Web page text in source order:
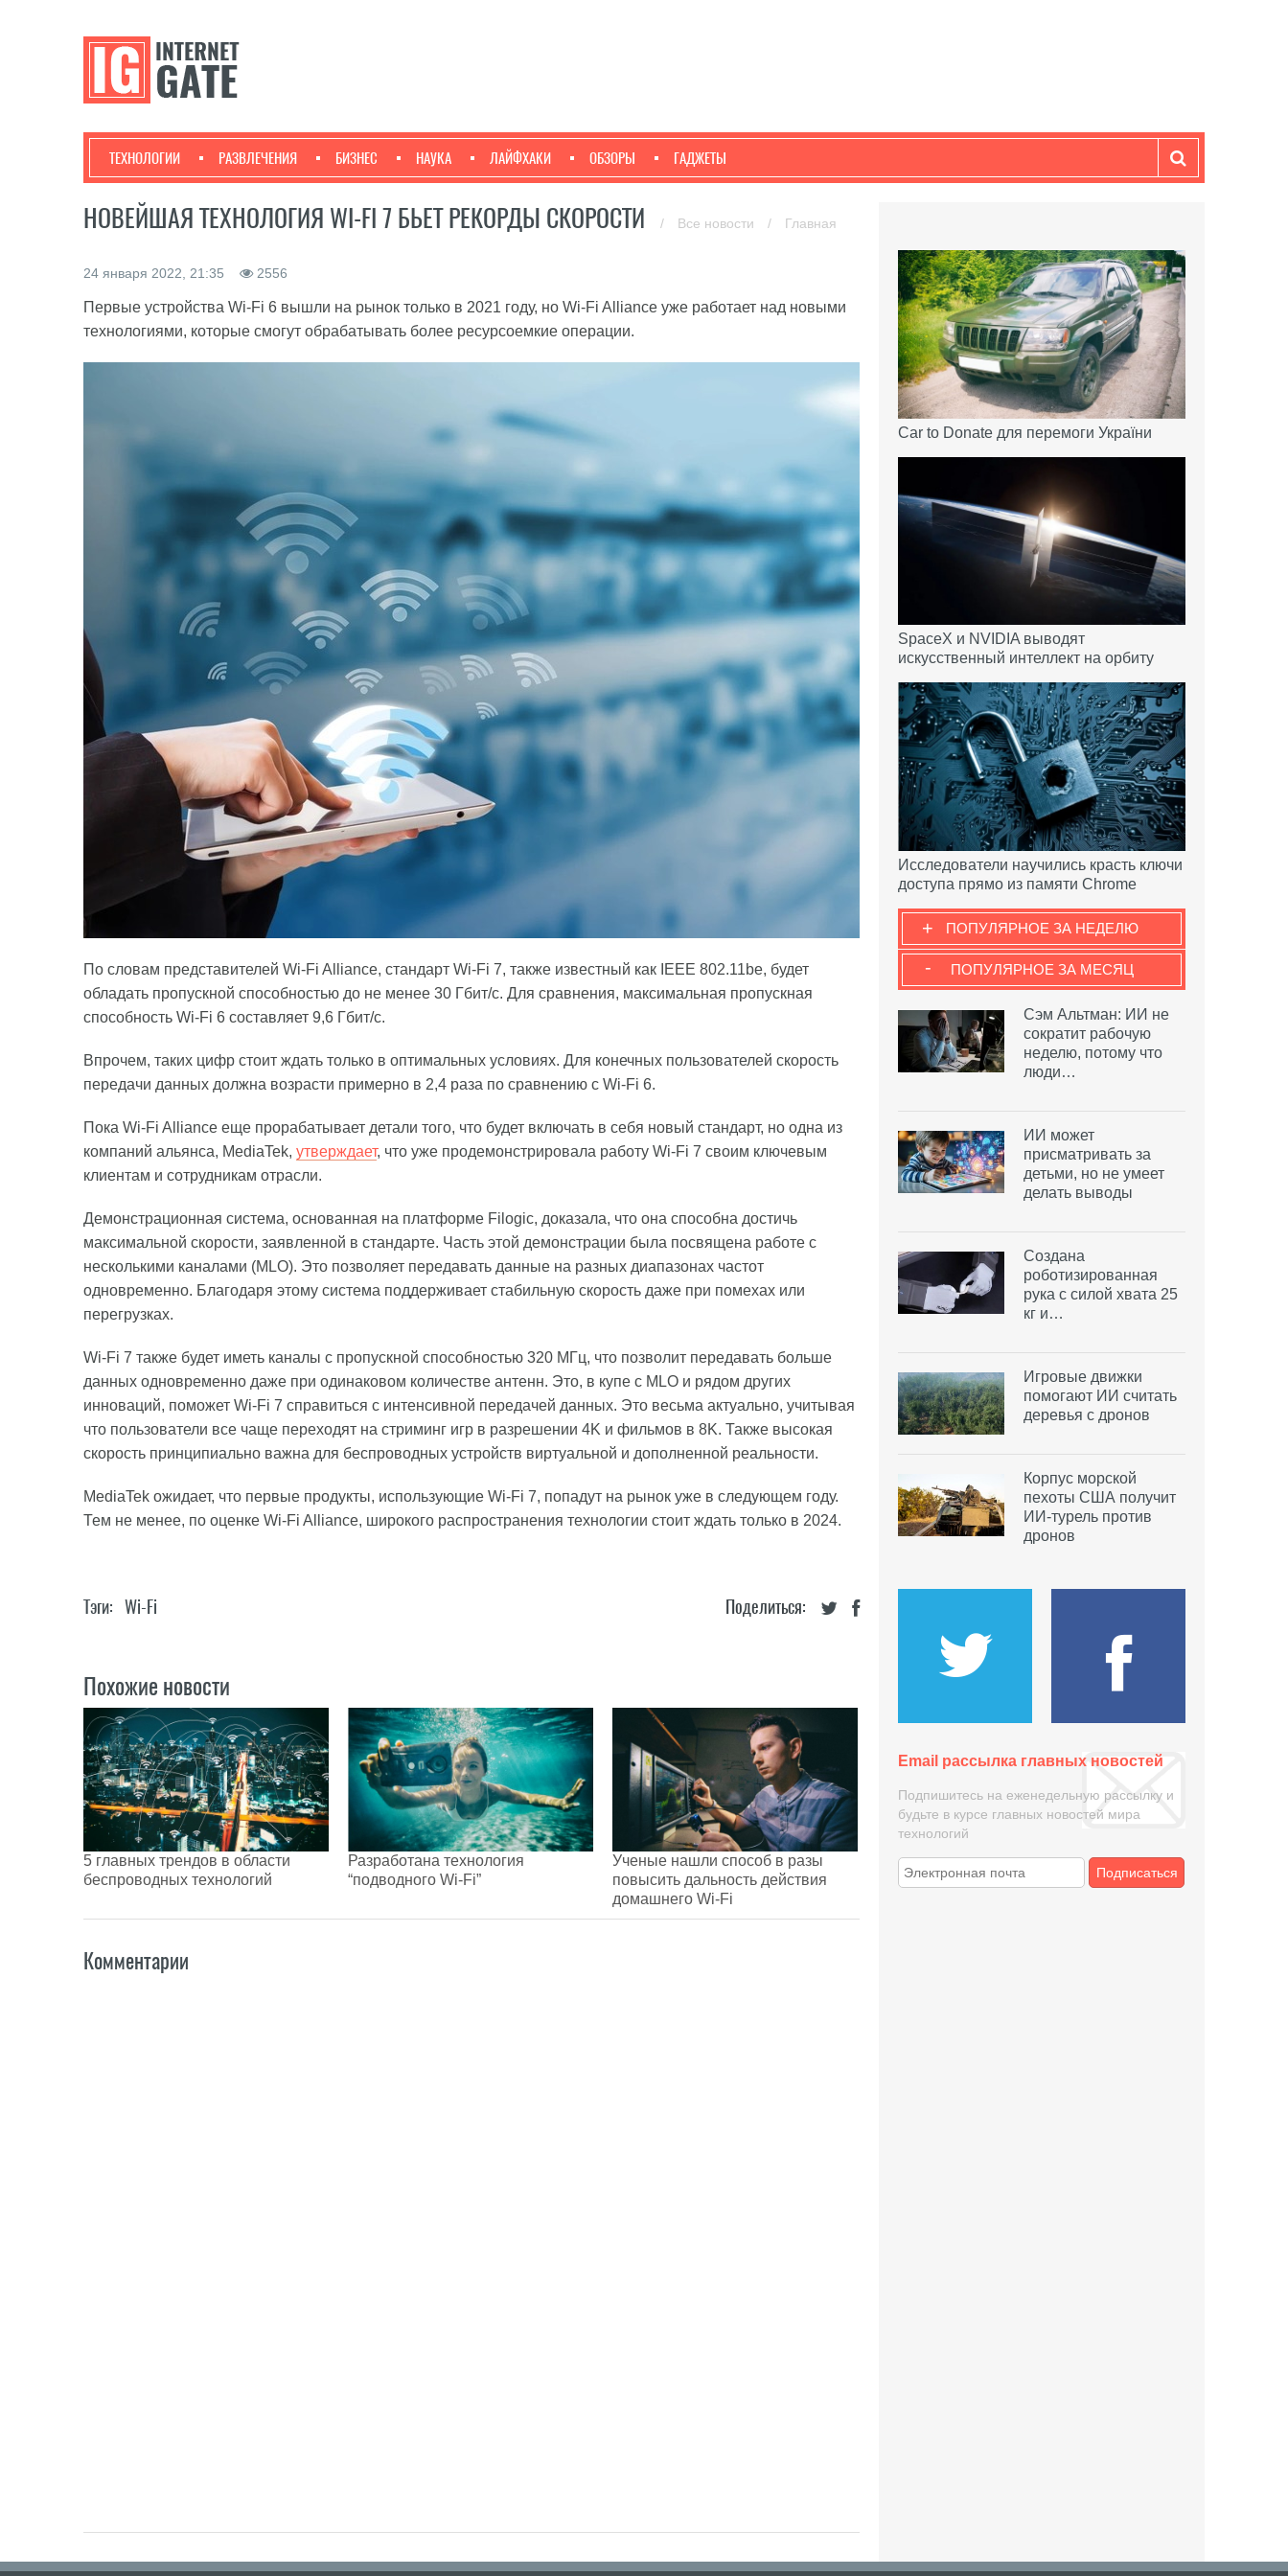
ТЕХНОЛОГИИ РАЗВЛЕЧЕНИЯ БИЗНЕС НАУКА ЛАЙФХАКИ ОБЗОРЫ ГАДЖЕТЫ
НОВЕЙШАЯ ТЕХНОЛОГИЯ WI-FI 7 БЬЕТ РЕКОРДЫ СКОРОСТИ / Все новости / Главная
24 января 2022, 21:35 2556
Первые устройства Wi-Fi 6 вышли на рынок только в 2021 году, но Wi-Fi Alliance уже работает над новыми
технологиями, которые смогут обрабатывать более ресурсоемкие операции.
По словам представителей Wi-Fi Alliance, стандарт Wi-Fi 7, также известный как IEEE 802.11be, будет
обладать пропускной способностью до не менее 30 Гбит/с. Для сравнения, максимальная пропускная
способность Wi-Fi 6 составляет 9,6 Гбит/с.
Впрочем, таких цифр стоит ждать только в оптимальных условиях. Для конечных пользователей скорость
передачи данных должна возрасти примерно в 2,4 раза по сравнению с Wi-Fi 6.
Пока Wi-Fi Alliance еще прорабатывает детали того, что будет включать в себя новый стандарт, но одна из
компаний альянса, MediaTek, утверждает, что уже продемонстрировала работу Wi-Fi 7 своим ключевым
клиентам и сотрудникам отрасли.
Демонстрационная система, основанная на платформе Filogic, доказала, что она способна достичь
максимальной скорости, заявленной в стандарте. Часть этой демонстрации была посвящена работe с
несколькими каналами (MLO). Это позволяет передавать данные на разных диапазонах частот
одновременно. Благодаря этому система поддерживает стабильную скорость даже при помехах или
перегрузках.
Wi-Fi 7 также будет иметь каналы с пропускной способностью 320 МГц, что позволит передавать больше
данных одновременно даже при одинаковом количестве антенн. Это, в купе с MLO и рядом других
инноваций, поможет Wi-Fi 7 справиться с интенсивной передачей данных. Это весьма актуально, учитывая
что пользователи все чаще переходят на стриминг игр в разрешении 4K и фильмов в 8K. Также высокая
скорость принципиально важна для беспроводных устройств виртуальной и дополненной реальности.
MediaTek ожидает, что первые продукты, использующие Wi-Fi 7, попадут на рынок уже в следующем году.
Тем не менее, по оценке Wi-Fi Alliance, широкого распространения технологии стоит ждать только в 2024.
Поделиться:
Тэги: Wi-Fi
Похожие новости
5 главных трендов в области
беспроводных технологий
Разработана технология
“подводного Wi-Fi”
Ученые нашли способ в разы
повысить дальность действия
домашнего Wi-Fi
Комментарии
Car to Donate для перемоги України
SpaceX и NVIDIA выводят
искусственный интеллект на орбиту
Исследователи научились красть ключи
доступа прямо из памяти Chrome
ПОПУЛЯРНОЕ ЗА НЕДЕЛЮ
+
ПОПУЛЯРНОЕ ЗА МЕСЯЦ
-
Сэм Альтман: ИИ не
сократит рабочую
неделю, потому что
люди…
ИИ может
присматривать за
детьми, но не умеет
делать выводы
Создана
роботизированная
рука с силой хвата 25
кг и…
Игровые движки
помогают ИИ считать
деревья с дронов
Корпус морской
пехоты США получит
ИИ-турель против
дронов
Email рассылка главных новостей
Подпишитесь на еженедельную рассылку и
будьте в курсе главных новостей мира
технологий
Подписаться